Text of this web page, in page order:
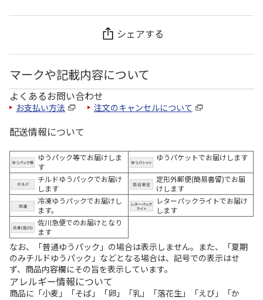
シェアする
マークや記載内容について
よくあるお問い合わせ
お支払い方法 注文のキャンセルについて
配送情報について
ゆうパック等でお届けしま
す
ゆうパケットでお届けします
チルドゆうパックでお届け
します
定形外郵便(簡易書留)でお届
けします
冷凍ゆうパックでお届けし
ます。
レターパックライトでお届け
します
佐川急便でのお届けとなり
ます
なお、「普通ゆうパック」の場合は表示しません。また、「夏期
のみチルドゆうパック」などとなる場合は、記号での表示はせ
ず、商品内容欄にその旨を表示しています。
アレルギー情報について
商品に「小麦」「そば」「卵」「乳」「落花生」「えび」「か